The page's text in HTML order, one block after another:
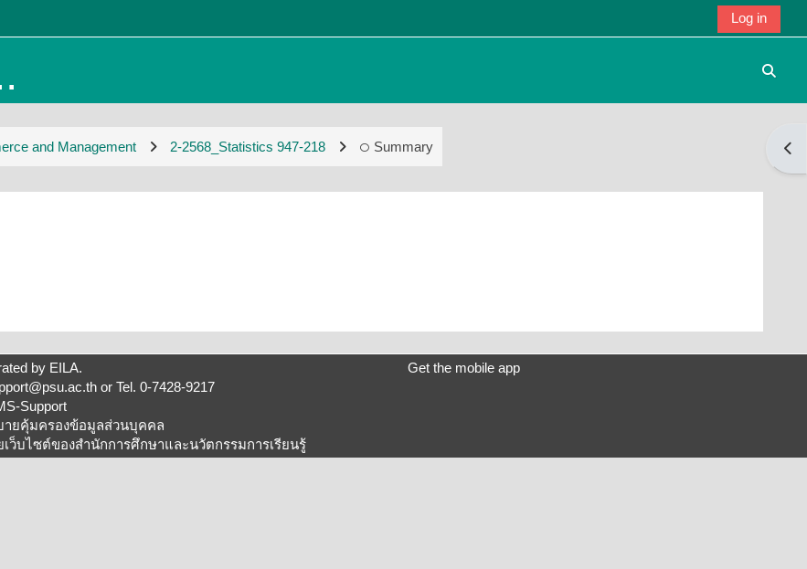
Log in
and Management 2-2568_Statistics 947-218 Summary
by EILA.
or Tel. 0-7428-9217
Support
ายคุ้มครองข้อมูลส่วนบุคคล
เว็บไซต์ของสำนักการศึกษาและนวัตกรรมการเรียนรู้
Get the mobile app